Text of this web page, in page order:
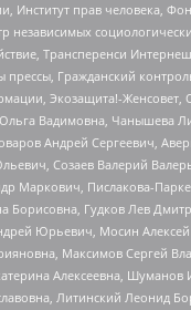
Институт прав человека,
независимых
Трансперенси
Гражданский
Экозащита!-Женсовет,
Вадимовна, Чанышева
Андрей Сергеевич,
Созаев Валерий
Маркович, Пислакова-
Борисовна, Гудков Лев
Юрьевич, Мосин
Максимов Сергей
Алексеевна, Шуманов
Литинский Леонид